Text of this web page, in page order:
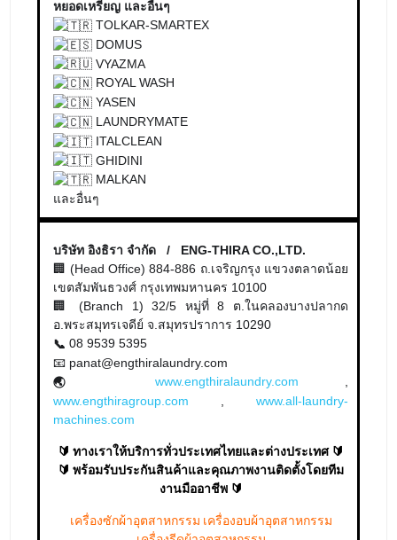
DOMUS
YASEN
และอื่นๆ
บริษัท อิงธิรา จำกัด / ENG-THIRA CO.,LTD.
🏢 (Head Office) 884-886 ถ.เจริญกรุง แขวงตลาดน้อย
เขตสัมพันธวงศ์ กรุงเทพมหานคร 10100
🏢 (Branch 1) 32/5 หมู่ที่ 8 ต.ในคลองบางปลากด
อ.พระสมุทรเจดีย์ จ.สมุทรปราการ 10290
08 9539 5395
📧 panat@engthiralaundry.com
www.engthiragroup.com
,
machines.com
🔰 ทางเราให้บริการทั่วประเทศไทยและต่างประเทศ 🔰
🔰 พร้อมรับประกันสินค้าและคุณภาพงานติดตั้งโดยทีม
งานมืออาชีพ 🔰
เครื่องซักผ้าอุตสาหกรรม เครื่องอบผ้าอุตสาหกรรม
เครื่องรีดผ้าอุตสาหกรรม
เครื่องพับผ้าอุตสาหกรรม เครื่องพับผ้าเช็ดตัว